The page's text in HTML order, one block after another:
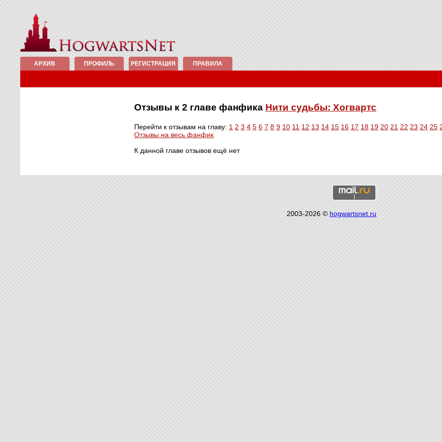
АРХИВ ПРОФИЛЬ РЕГИСТРАЦИЯ ПРАВИЛА
Отзывы к 2 главе фанфика Нити судьбы: Хогвартс
Перейти к отзывам на главу: 1 2 3 4 5 6 7 8 9 10 11 12 13 14 15 16 17 18 19 20 21 22 23 24 25
Отзывы на весь фанфик
К данной главе отзывов ещё нет
2003-2026 ©hogwartsnet.ru